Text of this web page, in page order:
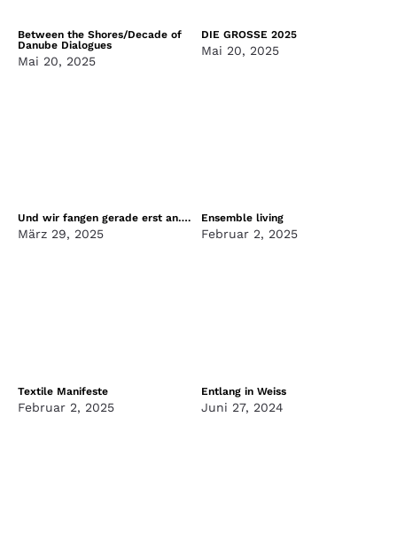
Between the Shores/Decade of
Danube Dialogues
Mai 20, 2025
DIE GROSSE 2025
Mai 20, 2025
Und wir fangen gerade erst an….
März 29, 2025
Ensemble living
Februar 2, 2025
Textile Manifeste
Februar 2, 2025
Entlang in Weiss
Juni 27, 2024